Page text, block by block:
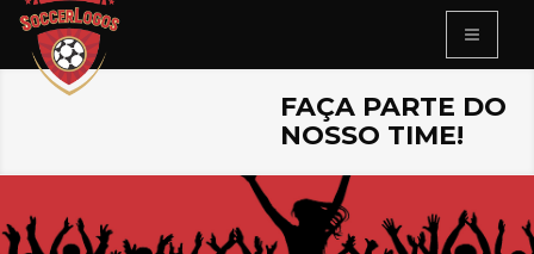
FAÇA PARTE DO
NOSSO TIME!